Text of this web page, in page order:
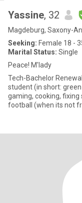
Yassine, 32
Magdeburg, Saxony-
Seeking: Female 18 -
Marital Status: Single
Peace! M'lady
Tech-Bachelor
student (in short:
gaming, cooking,